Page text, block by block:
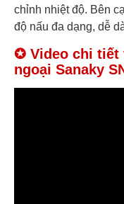
chỉnh nhiệt độ. Bên
độ nấu đa dạng, dễ
✪ Video chi tiết
ngoại Sanaky